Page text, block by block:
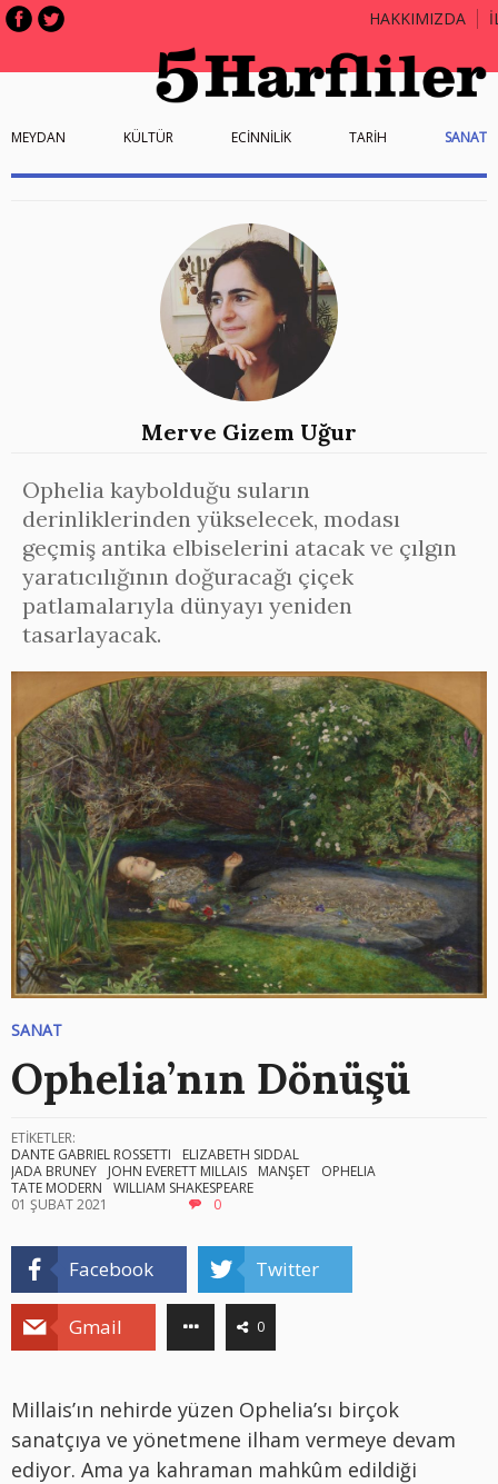
HAKKIMIZDA
MEYDAN KÜLTÜR ECİNNİLİK TARİH SANAT
Merve Gizem Uğur
Ophelia kaybolduğu suların
derinliklerinden yükselecek, modası
geçmiş antika elbiselerini atacak ve çılgın
yaratıcılığının doğuracağı çiçek
patlamalarıyla dünyayı yeniden
tasarlayacak.
SANAT
Ophelia’nın Dönüşü
ETİKETLER:
DANTE GABRIEL ROSSETTI
ELIZABETH SIDDAL
JADA BRUNEY
JOHN EVERETT MILLAIS MANŞET
OPHELIA
TATE MODERN
WILLIAM SHAKESPEARE
01 ŞUBAT 2021
0
Facebook Twitter
Gmail 0
Millais’ın nehirde yüzen Ophelia’sı birçok
sanatçıya ve yönetmene ilham vermeye devam
ediyor. Ama ya kahraman mahkûm edildiği